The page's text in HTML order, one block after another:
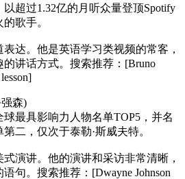
超过1.32亿的月听众量登顶Spotify
歌手。
达。他是英语学习类视频的常客，
讲话方式。搜索推荐：[Bruno
强森)
最具影响力人物名单TOP5，并名
二，仅次于泰勒·斯威夫特。
演讲。他的演讲和采访非常清晰，
句。搜索推荐：[Dwayne Johnson